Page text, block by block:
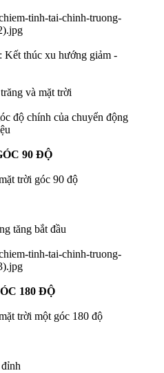
Kết thúc xu hướng giảm -
và mặt trời
độ chính của chuyển động
90 ĐỘ
trời góc 90 độ
tăng bắt đầu
180 ĐỘ
trời một góc 180 độ